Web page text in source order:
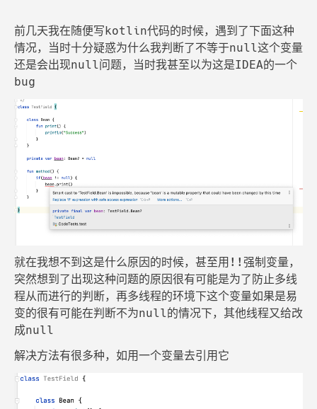
前几天我在随便写kotlin代码的时候，遇到了下面这种
情况，当时十分疑惑为什么我判断了不等于null这个变量
还是会出现null问题，当时我甚至以为这是IDEA的一个
bug
就在我想不到这是什么原因的时候，甚至用!!强制变量，
突然想到了出现这种问题的原因很有可能是为了防止多线
程从而进行的判断，再多线程的环境下这个变量如果是易
变的很有可能在判断不为null的情况下，其他线程又给改
成null
解决方法有很多种，如用一个变量去引用它